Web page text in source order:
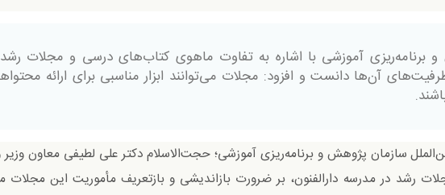
آموزشی با اشاره به تفاوت ماهوی کتاب‌های درسی و مجلات
آن‌ها دانست و افزود: مجلات می‌توانند ابزار مناسبی برای ارائه
سازمان پژوهش و برنامه‌ریزی آموزشی؛ حجت‌الاسلام دکتر علی لطیفی معاون
رشد در مدرسه دارالفنون، بر ضرورت بازاندیشی و بازتعریف مأموریت این مجلات